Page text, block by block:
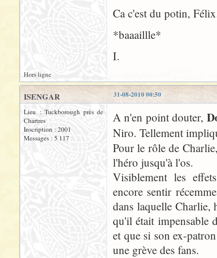
Ca c'est du potin,
*baaaillle*
I.
Hors ligne
31-08-2010 00:50
ISENGAR
Lieu : Tuckborough près de
Chartres
Inscription : 2001
Messages : 5 117
A n'en point douter,
Niro. Tellement
Pour le rôle de
l'héro jusqu'à l'os.
Visiblement les
encore sentir
dans laquelle Charlie,
qu'il était impensable
et que si son ex-
une grève des fans.